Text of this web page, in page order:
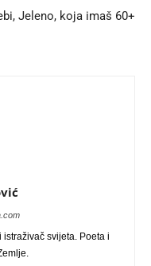
Jeleno, koja imaš 60+
svijeta. Poeta i